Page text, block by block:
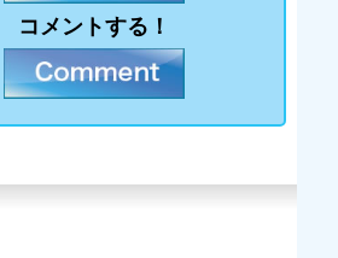
コメントする！